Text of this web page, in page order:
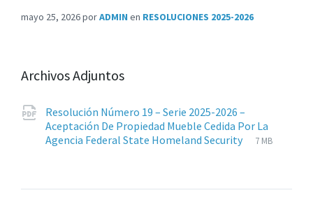
mayo 25, 2026porADMIN en RESOLUCIONES 2025-2026
Archivos Adjuntos
Resolución Número 19 – Serie 2025-2026 –
Aceptación De Propiedad Mueble Cedida Por La
Agencia Federal State Homeland Security
Extensiones
pdf
Tamaño
7 MB